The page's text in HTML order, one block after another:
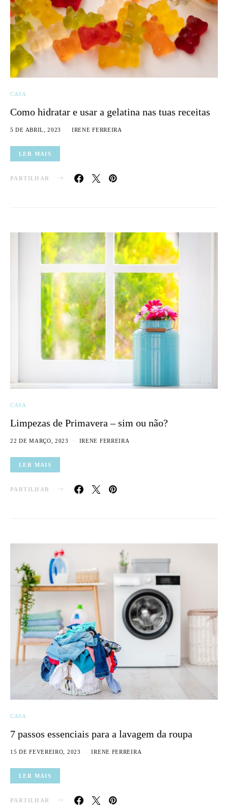
CASA
Como hidratar e usar a gelatina nas tuas receitas
5 DE ABRIL, 2023 IRENE FERREIRA
LER MAIS
PARTILHAR
CASA
Limpezas de Primavera – sim ou não?
22 DE MARÇO, 2023 IRENE FERREIRA
LER MAIS
PARTILHAR
CASA
7 passos essenciais para a lavagem da roupa
15 DE FEVEREIRO, 2023 IRENE FERREIRA
LER MAIS
PARTILHAR